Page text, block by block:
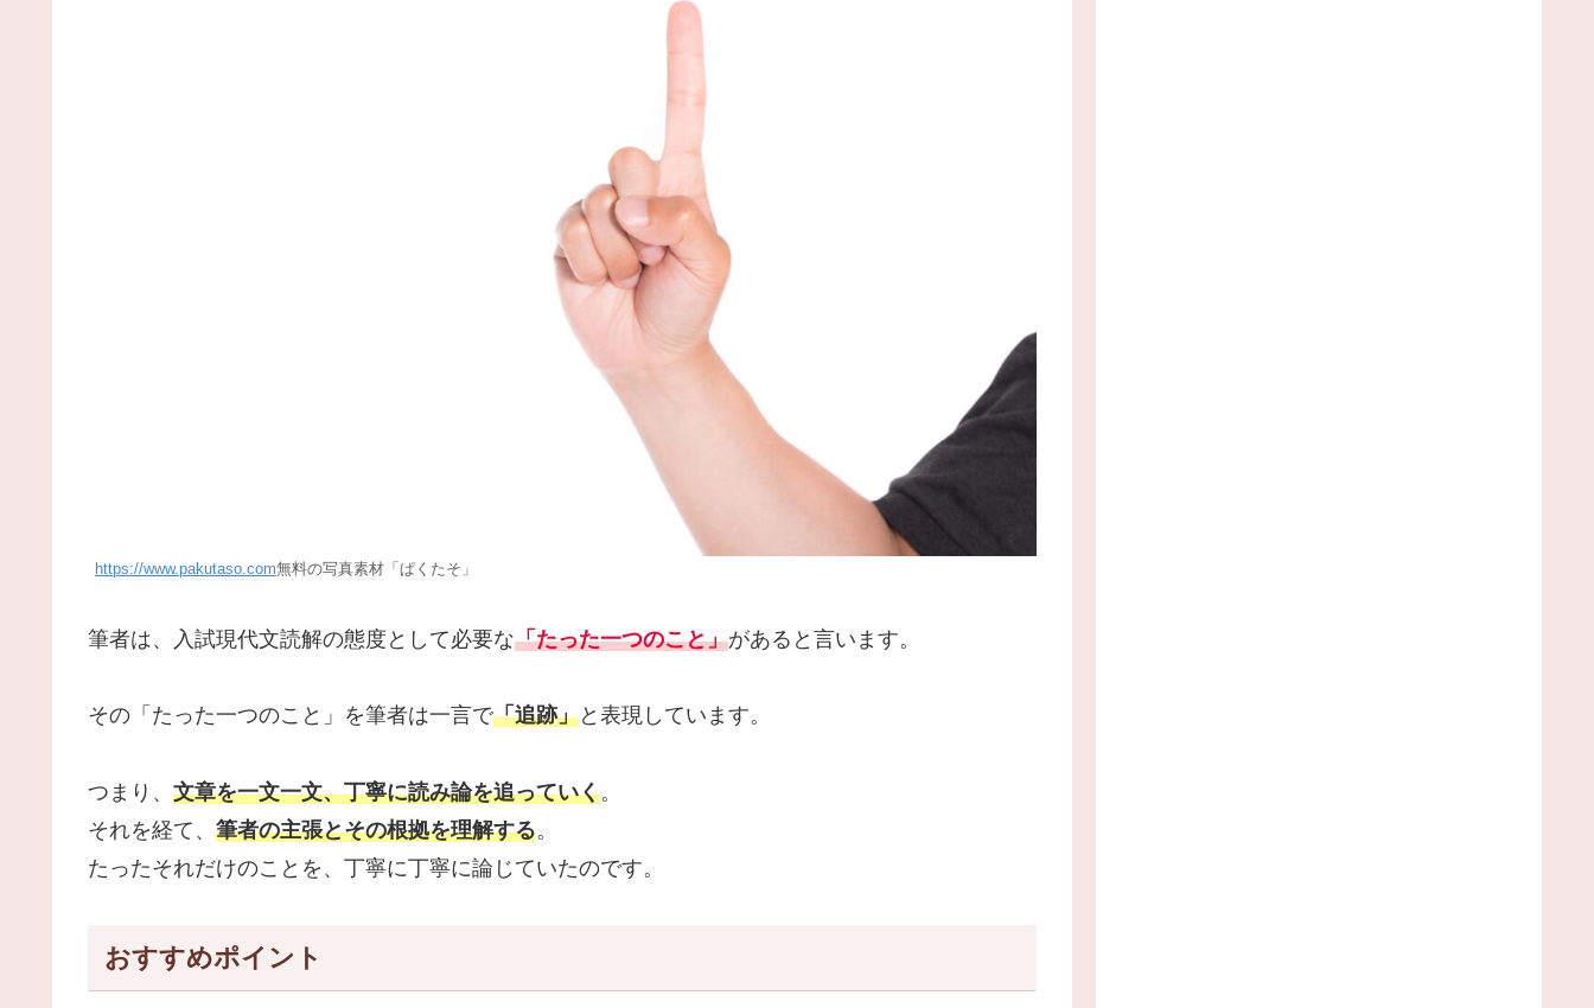
https://www.pakutaso.com無料の写真素材「ぱくたそ」
筆者は、入試現代文読解の態度として必要な「たった一つのこと」があると言います。
その「たった一つのこと」を筆者は一言で「追跡」と表現しています。
つまり、 文章を一文一文、丁寧に読み論を追っていく。
それを経て、 筆者の主張とその根拠を理解する。
たったそれだけのことを、丁寧に丁寧に論じていたのです。
おすすめポイント